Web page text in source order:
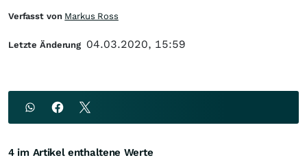
Verfasst von Markus Ross
Letzte Änderung 04.03.2020, 15:59
4 im Artikel enthaltene Werte